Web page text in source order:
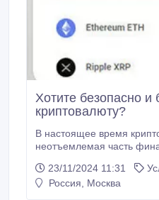
Хотите безопасно и
криптовалюту?
В настоящее время
неотъемлемая часть
с ее помощью можно с
за все товары или
23/11/2024 11:31
Россия, Москва